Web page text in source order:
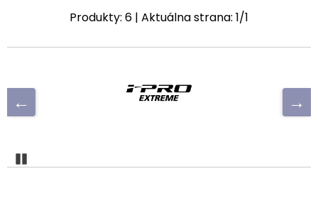
Produkty: 6 | Aktuálna strana: 1/1